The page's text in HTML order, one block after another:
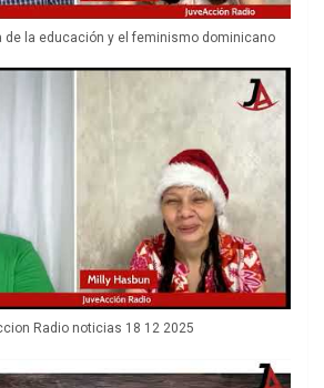
de la educación y el feminismo dominicano
Radio noticias 18 12 2025